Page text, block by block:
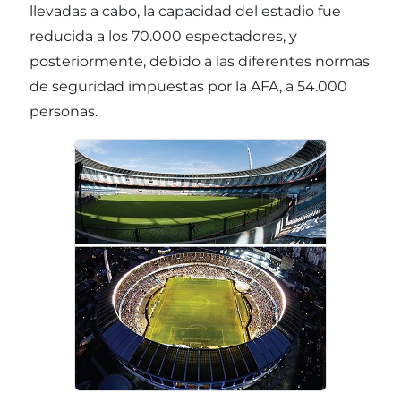
llevadas a cabo, la capacidad del estadio fue
reducida a los 70.000 espectadores, y
posteriormente, debido a las diferentes normas
de seguridad impuestas por la AFA, a 54.000
personas.